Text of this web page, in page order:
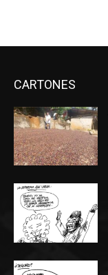
CARTONES